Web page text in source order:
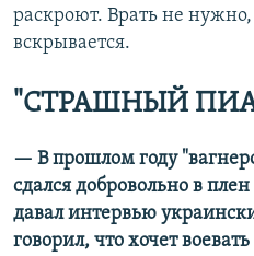
раскроют. Врать не
вскрывается.
"СТРАШНЫЙ
— В прошлом году
сдался добровольно в
давал интервью
говорил, что хочет